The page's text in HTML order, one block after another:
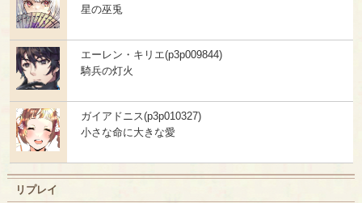
星の巫兎
エーレン・キリエ(p3p009844)
騎兵の灯火
ガイアドニス(p3p010327)
小さな命に大きな愛
リプレイ